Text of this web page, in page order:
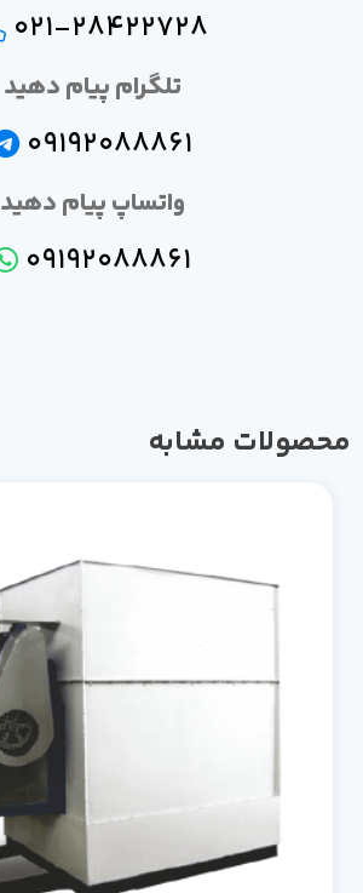
021-28422728
تلگرام پیام دهید
09192088861
واتساپ پیام دهید
09192088861
محصولات مشابه